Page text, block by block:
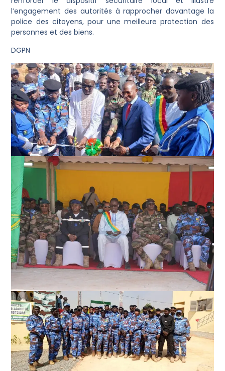
l’engagement des autorités à rapprocher davantage la
police des citoyens, pour une meilleure protection des
personnes et des biens.
DGPN